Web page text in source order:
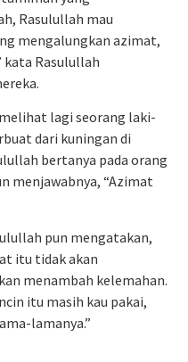
Rasulullah mau
mengalungkan azimat,
kata Rasulullah
lagi seorang laki-
dari kuningan di
bertanya pada orang
menjawabnya, “Azimat
pun mengatakan,
itu tidak akan
menambah kelemahan.
itu masih kau pakai,
lamanya.”